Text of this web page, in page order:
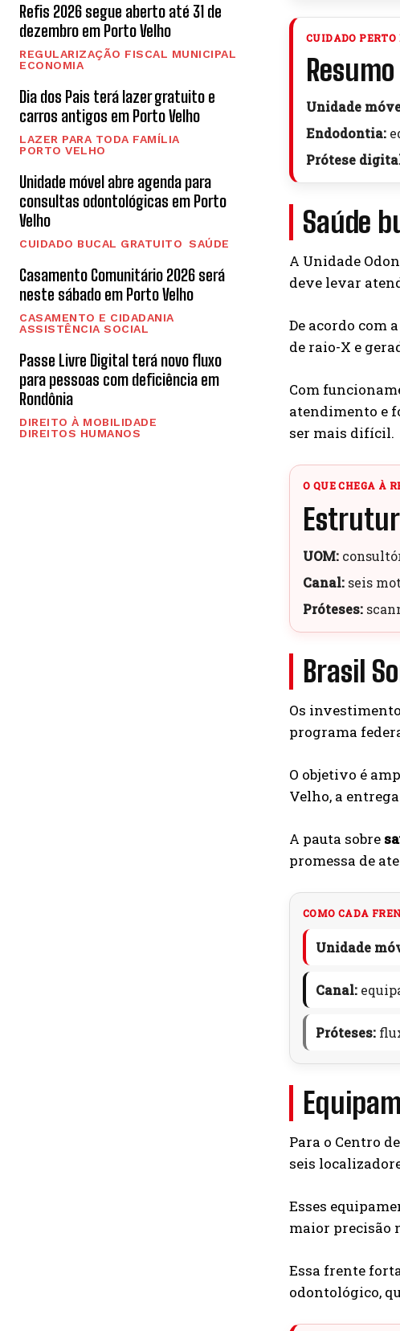
Refis 2026 segue aberto até 31 de
dezembro em Porto Velho
REGULARIZAÇÃO FISCAL MUNICIPAL
ECONOMIA
Dia dos Pais terá lazer gratuito e
carros antigos em Porto Velho
LAZER PARA TODA FAMÍLIA
PORTO VELHO
Unidade móvel abre agenda para
consultas odontológicas em Porto
Velho
CUIDADO BUCAL GRATUITO SAÚDE
Casamento Comunitário 2026 será
neste sábado em Porto Velho
CASAMENTO E CIDADANIA
ASSISTÊNCIA SOCIAL
Passe Livre Digital terá novo fluxo
para pessoas com deficiência em
Rondônia
DIREITO À MOBILIDADE
DIREITOS HUMANOS
CUIDADO PERTO
Unidade
Endodontia:
Prótese
Saúde
A Unidade
deve levar
De acordo com
de raio-X e
Com
atendimento e
ser mais difícil.
O QUE CHEGA À
UOM:
Canal: seis
Próteses:
Brasil
Os
programa
O objetivo é
Velho, a
A pauta sobre
promessa de
COMO CADA
Unidade
Canal:
Próteses:
Para o Centro
seis
Esses
maior precisão
Essa frente
odontológico,